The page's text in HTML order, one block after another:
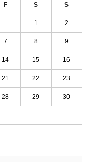
F S S
1 2
7 8 9
14 15 16
21 22 23
28 29 30